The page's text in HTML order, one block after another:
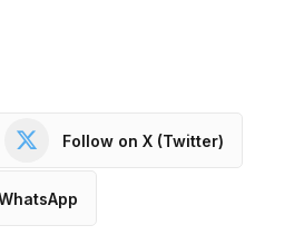
Follow on X (Twitter)